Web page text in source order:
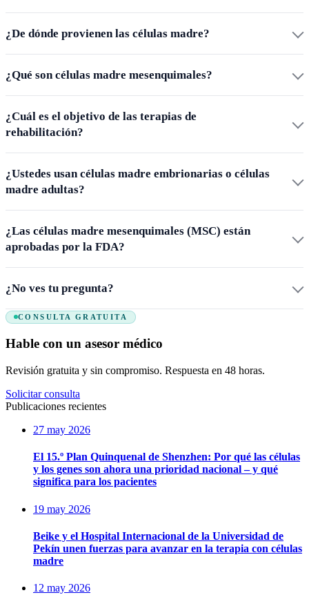
¿De dónde provienen las células madre?
¿Qué son células madre mesenquimales?
¿Cuál es el objetivo de las terapias de
rehabilitación?
¿Ustedes usan células madre embrionarias o células
madre adultas?
¿Las células madre mesenquimales (MSC) están
aprobadas por la FDA?
¿No ves tu pregunta?
CONSULTA GRATUITA
Hable con un asesor médico
Revisión gratuita y sin compromiso. Respuesta en 48 horas.
Solicitar consulta
Publicaciones recientes
27 may 2026
El 15.º Plan Quinquenal de Shenzhen: Por qué las células
y los genes son ahora una prioridad nacional – y qué
significa para los pacientes
19 may 2026
Beike y el Hospital Internacional de la Universidad de
Pekín unen fuerzas para avanzar en la terapia con células
madre
12 may 2026